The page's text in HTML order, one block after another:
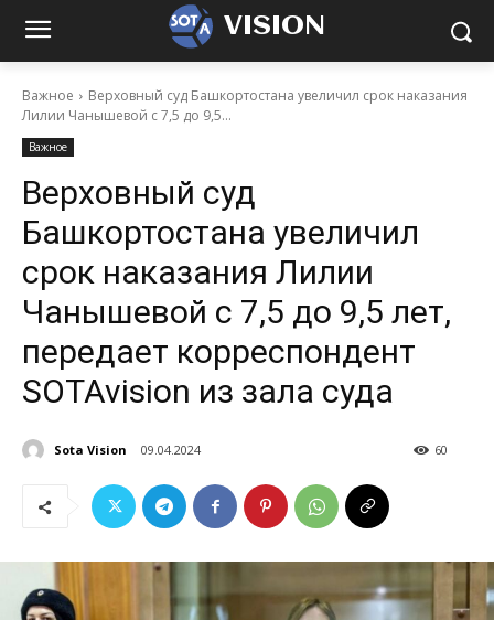
VISION
Важное
Верховный суд Башкортостана увеличил срок наказания
Лилии Чанышевой с 7,5 до 9,5...
Важное
Верховный суд
Башкортостана увеличил
срок наказания Лилии
Чанышевой с 7,5 до 9,5 лет,
передает корреспондент
SOTAvision из зала суда
Sota Vision 09.04.2024 60